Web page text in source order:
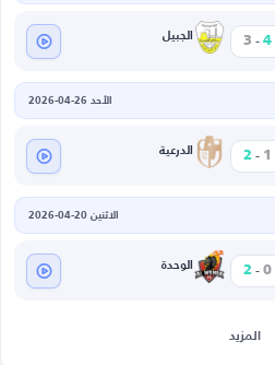
4
-
3 الجبيل
الأحد 26-04-2026
1
-
2 الدرعية
الاثنين 20-04-2026
0
-
2 الوحدة
المزيد